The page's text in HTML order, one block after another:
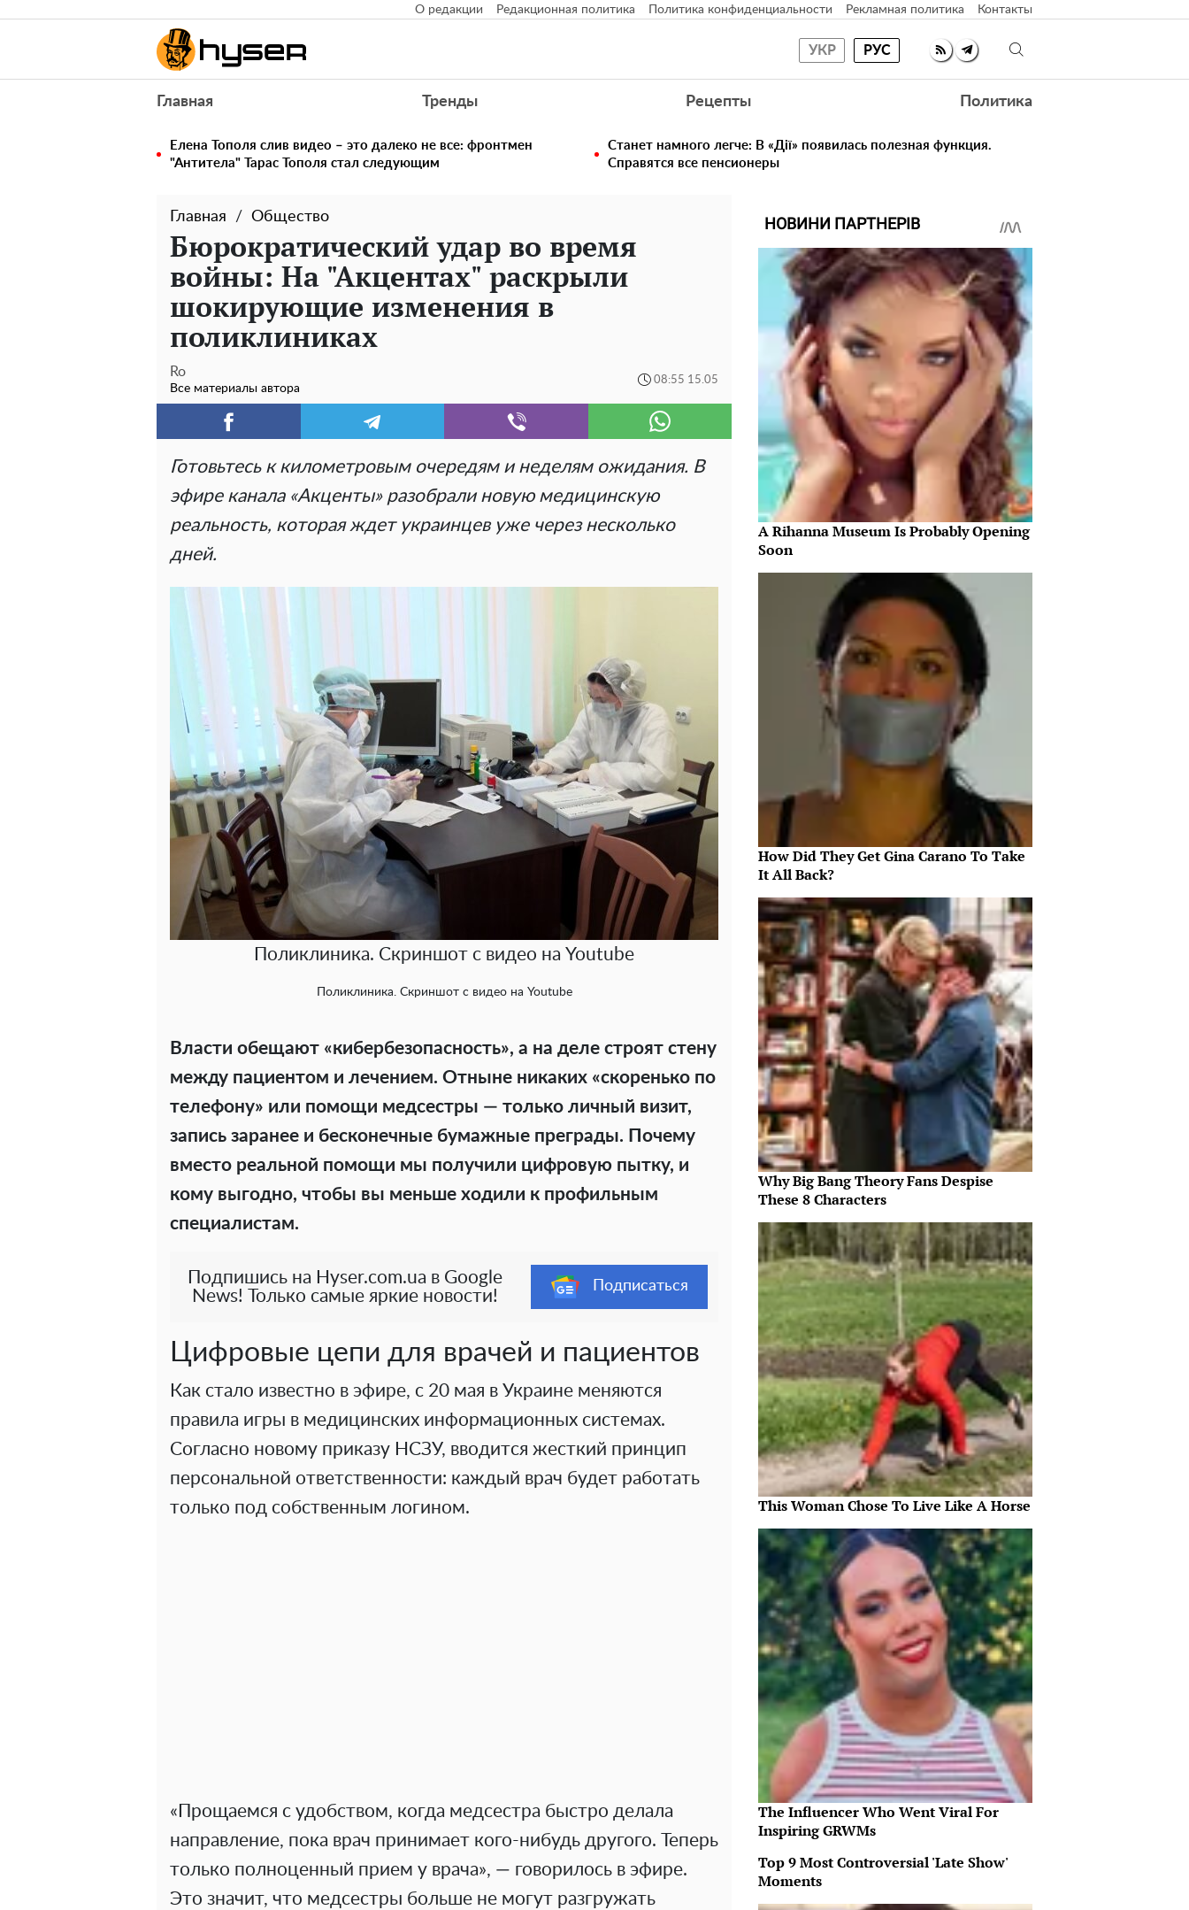
О редакции Редакционная политика Политика конфиденциальности Рекламная политика Контакты
УКР РУС
Главная Тренды Рецепты Политика
Елена Тополя слив видео – это далеко не все: фронтмен
"Антитела" Тарас Тополя стал следующим
Станет намного легче: В «Дії» появилась полезная функция.
Справятся все пенсионеры
Главная Общество
Бюрократический удар во время
войны: На "Акцентах" раскрыли
шокирующие изменения в
поликлиниках
Ro
Все материалы автора
08:55 15.05
Готовьтесь к километровым очередям и неделям ожидания. В
эфире канала «Акценты» разобрали новую медицинскую
реальность, которая ждет украинцев уже через несколько
дней.
Поликлиника. Скриншот с видео на Youtube
Поликлиника. Скриншот с видео на Youtube
Власти обещают «кибербезопасность», а на деле строят стену
между пациентом и лечением. Отныне никаких «скоренько по
телефону» или помощи медсестры — только личный визит,
запись заранее и бесконечные бумажные преграды. Почему
вместо реальной помощи мы получили цифровую пытку, и
кому выгодно, чтобы вы меньше ходили к профильным
специалистам.
Подпишись на Hyser.com.ua в Google
News! Только самые яркие новости!
Подписаться
Цифровые цепи для врачей и пациентов
Как стало известно в эфире, с 20 мая в Украине меняются
правила игры в медицинских информационных системах.
Согласно новому приказу НСЗУ, вводится жесткий принцип
персональной ответственности: каждый врач будет работать
только под собственным логином.
«Прощаемся с удобством, когда медсестра быстро делала
направление, пока врач принимает кого-нибудь другого. Теперь
только полноценный прием у врача», — говорилось в эфире.
Это значит, что медсестры больше не могут разгружать
НОВИНИ ПАРТНЕРІВ
A Rihanna Museum Is Probably Opening
Soon
How Did They Get Gina Carano To Take
It All Back?
Why Big Bang Theory Fans Despise
These 8 Characters
This Woman Chose To Live Like A Horse
The Influencer Who Went Viral For
Inspiring GRWMs
Top 9 Most Controversial 'Late Show'
Moments